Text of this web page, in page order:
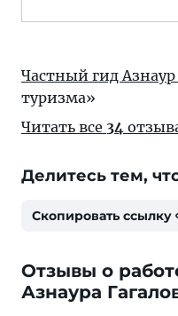
Частный гид Азнаур
туризма»
Читать все 34
Делитесь тем,
Скопировать ссылку
Отзывы о
Азнаура